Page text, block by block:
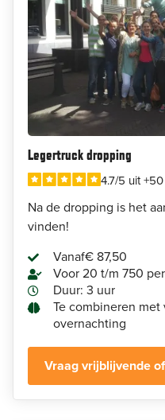
Legertruck dropping
4.7/5 uit
Na de dropping is het
vinden!
Vanaf€ 87,50
Voor 20 t/m 750
Duur: 3 uur
Te combineren
overnachting
Vraag vrijblijvende